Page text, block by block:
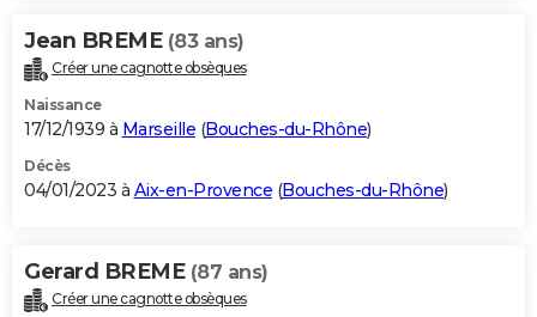
Jean BREME (83 ans)
Créer une cagnotte obsèques
Naissance
17/12/1939 à Marseille (Bouches-du-Rhône)
Décès
04/01/2023 à Aix-en-Provence (Bouches-du-Rhône)
Gerard BREME (87 ans)
Créer une cagnotte obsèques